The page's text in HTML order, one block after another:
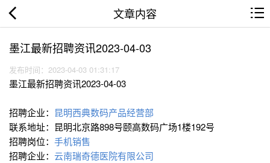
文章内容
墨江最新招聘资讯2023-04-03
发布时间：2023-04-03 01:31:17
墨江最新招聘资讯2023-04-03
招聘企业： 昆明西典数码产品经营部
联系地址：昆明北京路898号颐高数码广场1楼192号
招聘岗位： 手机销售
招聘企业： 云南瑞奇德医院有限公司